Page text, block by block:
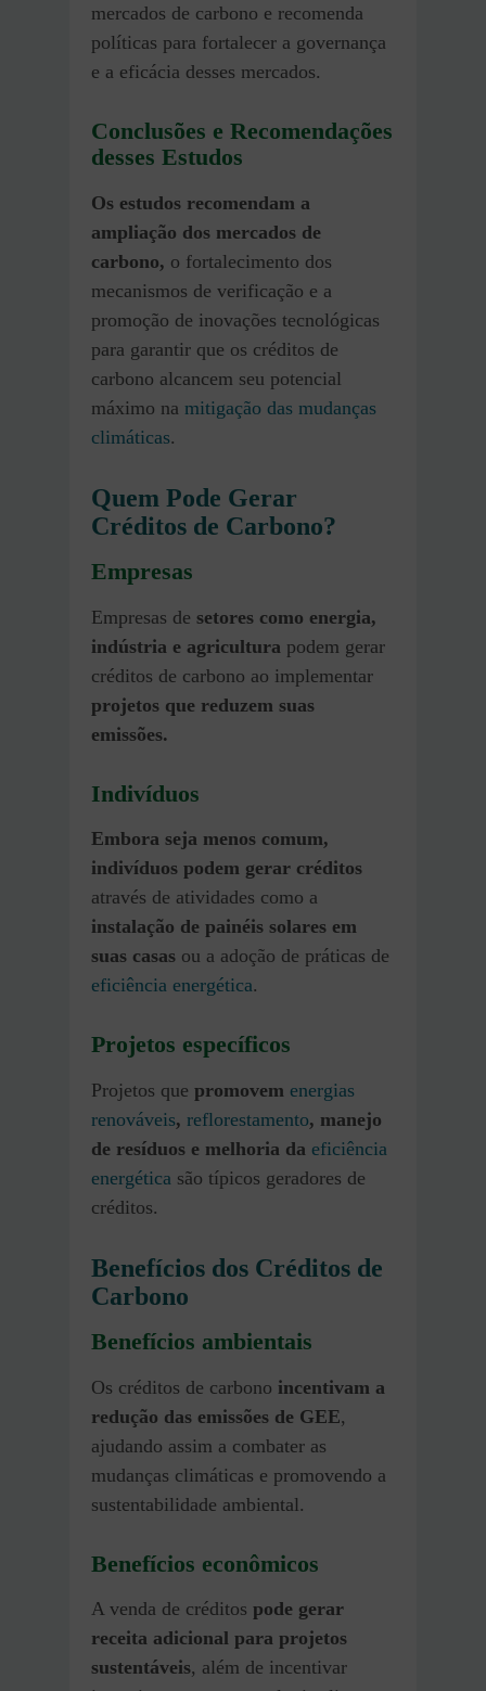
mercados de carbono e recomenda
políticas para fortalecer a governança
e a eficácia desses mercados.
Conclusões e Recomendações
desses Estudos
Os estudos recomendam a
ampliação dos mercados de
carbono, o fortalecimento dos
mecanismos de verificação e a
promoção de inovações tecnológicas
para garantir que os créditos de
carbono alcancem seu potencial
máximo na mitigação das mudanças
climáticas.
Quem Pode Gerar
Créditos de Carbono?
Empresas
Empresas de setores como energia,
indústria e agricultura podem gerar
créditos de carbono ao implementar
projetos que reduzem suas
emissões.
Indivíduos
Embora seja menos comum,
indivíduos podem gerar créditos
através de atividades como a
instalação de painéis solares em
suas casas ou a adoção de práticas de
eficiência energética.
Projetos específicos
Projetos que promovem energias
renováveis, reflorestamento, manejo
de resíduos e melhoria da eficiência
energética são típicos geradores de
créditos.
Benefícios dos Créditos de
Carbono
Benefícios ambientais
Os créditos de carbono incentivam a
redução das emissões de GEE,
ajudando assim a combater as
mudanças climáticas e promovendo a
sustentabilidade ambiental.
Benefícios econômicos
A venda de créditos pode gerar
receita adicional para projetos
sustentáveis, além de incentivar